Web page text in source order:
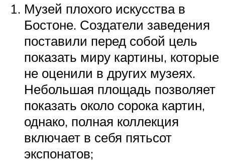
Музей плохого искусства в
Бостоне. Создатели заведения
поставили перед собой цель
показать миру картины, которые
не оценили в других музеях.
Небольшая площадь позволяет
показать около сорока картин,
однако, полная коллекция
включает в себя пятьсот
экспонатов;